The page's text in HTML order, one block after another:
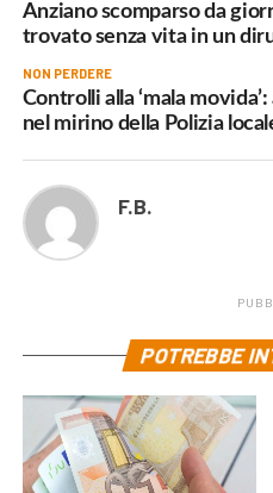
Anziano scomparso da
trovato senza vita in un
NON PERDERE
Controlli alla ‘mala
nel mirino della Polizia
F.B.
POTREBBE